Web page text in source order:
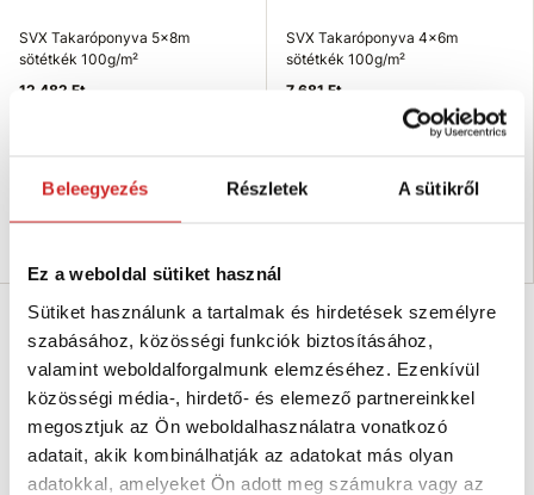
Beleegyezés Részletek A sütikről
Ez a weboldal sütiket használ
Sütiket használunk a tartalmak és hirdetések személyre
szabásához, közösségi funkciók biztosításához,
valamint weboldalforgalmunk elemzéséhez. Ezenkívül
közösségi média-, hirdető- és elemező partnereinkkel
megosztjuk az Ön weboldalhasználatra vonatkozó
adatait, akik kombinálhatják az adatokat más olyan
adatokkal, amelyeket Ön adott meg számukra vagy az
SVX Takaróponyva 5x8m
sötétkék 100g/m²
12 482 Ft
Raktáron 43 db
SVX Takaróponyva 4x6m
sötétkék 100g/m²
7 681 Ft
Méret (axb m): 4x6 m
Raktáron 19 db
Bestseller